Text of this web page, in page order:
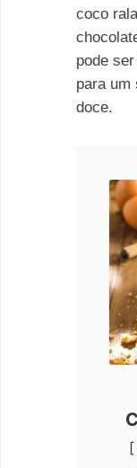
coco
pode
para um
doce.